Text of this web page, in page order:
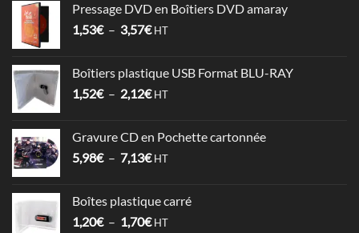
6,78€
à
Pressage DVD en Boîtiers DVD amaray
1,53€ – 3,57€Plage
1,53€
à
HT
Boîtiers plastique USB Format BLU-RAY
1,52€ – 2,12€Plage
1,52€
à
HT
Gravure CD en Pochette cartonnée
5,98€ – 7,13€Plage
5,98€
à
HT
Boîtes plastique carré
1,20€ – 1,70€Plage
HT